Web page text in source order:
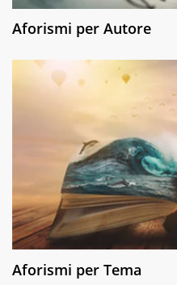
Aforismi per Autore
Aforismi per Tema